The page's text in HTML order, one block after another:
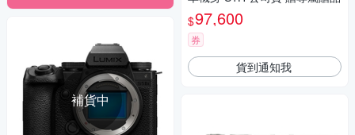
補貨中
$97,600
券
貨到通知我